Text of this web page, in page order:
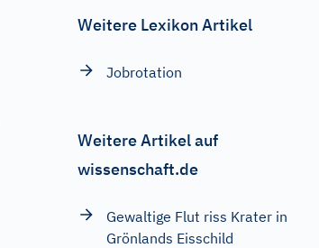
Weitere Lexikon Artikel
Jobrotation
Weitere Artikel auf
wissenschaft.de
Gewaltige Flut riss Krater in
Grönlands Eisschild